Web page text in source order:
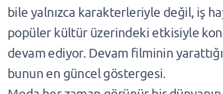
bile yalnızca karakterleriyle değil, iş
popüler kültür üzerindeki etkisiyle
devam ediyor. Devam filminin
bunun en güncel göstergesi.